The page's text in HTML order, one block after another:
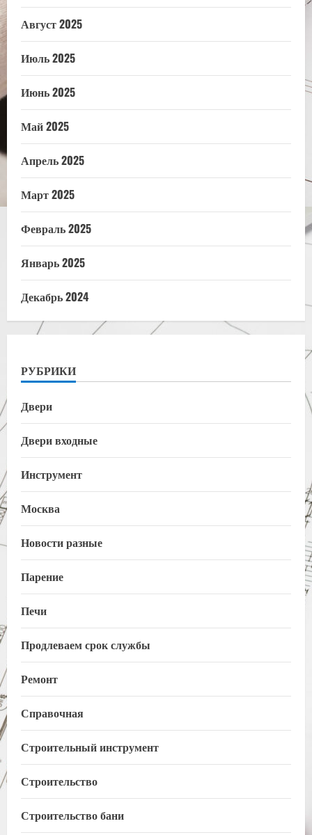
Август 2025
Июль 2025
Июнь 2025
Май 2025
Апрель 2025
Март 2025
Февраль 2025
Январь 2025
Декабрь 2024
РУБРИКИ
Двери
Двери входные
Инструмент
Москва
Новости разные
Парение
Печи
Продлеваем срок службы
Ремонт
Справочная
Строительный инструмент
Строительство
Строительство бани